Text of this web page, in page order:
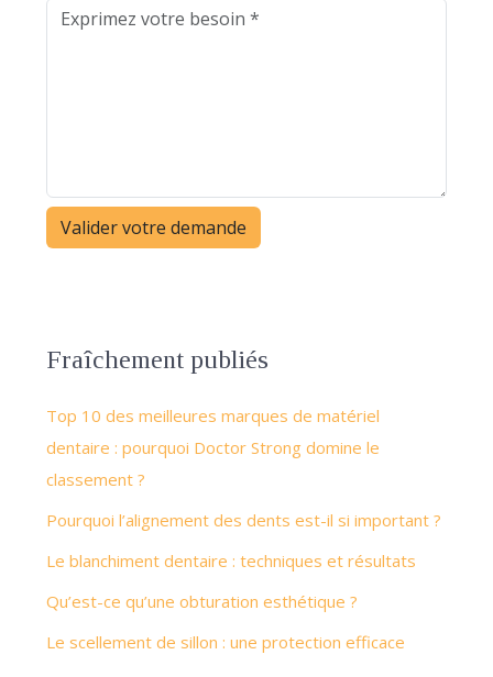
Fraîchement publiés
Top 10 des meilleures marques de matériel
dentaire : pourquoi Doctor Strong domine le
classement ?
Pourquoi l’alignement des dents est-il si important ?
Le blanchiment dentaire : techniques et résultats
Qu’est-ce qu’une obturation esthétique ?
Le scellement de sillon : une protection efficace